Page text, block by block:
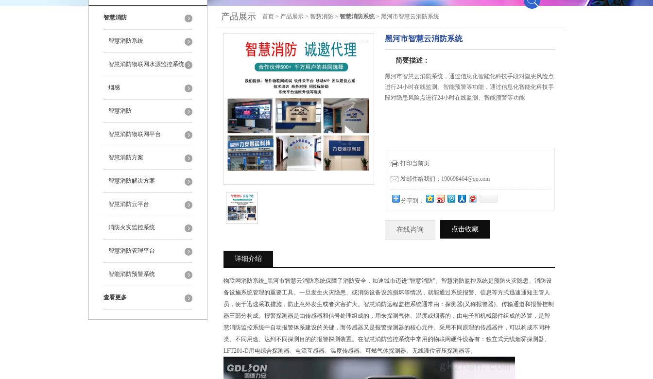
智慧消防
智慧消防系统
智慧消防物联网水源监控系统
烟感
智慧消防
智慧消防物联网平台
智慧消防方案
智慧消防解决方案
智慧消防云平台
消防火灾监控系统
智慧消防管理平台
智能消防预警系统
查看更多
产品展示 首页 > 产品展示 > 智慧消防 > 智慧消防系统 > 黑河市智慧云消防系统
黑河市智慧云消防系统
简要描述：
黑河市智慧云消防系统，通过信息化智能化科技手段对隐患风险点
进行24小时在线监测、智能预警等功能，通过信息化智能化科技手
段对隐患风险点进行24小时在线监测、智能预警等功能
打印当前页
发邮件给我们：190698464@qq.com
分享到：
在线咨询 点击收藏
详细介绍
物联网消防系统_黑河市智慧云消防系统保障了消防安全，加速城市迈进“智慧消防”。智慧消防监控系统是预防火灾隐患、消防设
备设施系统管理的重要工具。一旦发生火灾隐患、或消防设备设施损坏等情况，就能通过系统报警、信息等方式迅速通知主管人
员，便于迅速采取措施，防止意外发生或者灾害扩大。智慧消防远程监控系统通常由：探测器(又称报警器)、传输通道和报警控制
器三部分构成。报警探测器是由传感器和信号处理组成的，用来探测气体、温度或烟雾的，由电子和机械部件组成的装置，是智
慧消防监控系统中自动报警体系建设的关键，而传感器又是报警探测器的核心元件。采用不同原理的传感器件，可以构成不同种
类、不同用途、达到不同探测目的的报警探测装置。在智慧消防监控系统中常用的物联网硬件设备有：独立式无线烟雾探测器、
LFT201-D用电综合探测器、电流互感器、温度传感器、可燃气体探测器、无线液位液压探测器等。